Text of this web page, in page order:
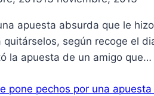
apuesta absurda que le
quitárselos, según recoge el
la apuesta de un amigo que…
pone pechos por una